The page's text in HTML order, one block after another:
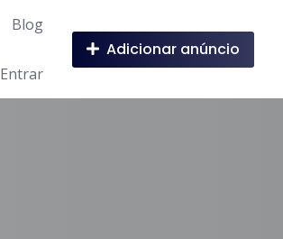
Blog
Entrar
Adicionar anúncio